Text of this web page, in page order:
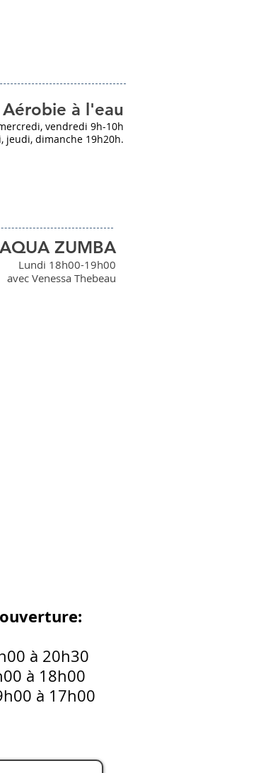
Aérobie à l'eau
vendredi 9h-10h
jeudi, dimanche 19h20h.
AQUA ZUMBA
Lundi 18h00-19h00
avec Venessa Thebeau
à 20h30
à 18h00
à 17h00